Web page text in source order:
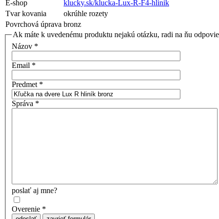
E-shop
klucky.sk/klucka-Lux-R-F4-hlinik
Tvar kovania
okrúhle rozety
Povrchová úprava bronz
Ak máte k uvedenému produktu nejakú otázku, radi na ňu
Názov *
Email *
Predmet *
Správa *
poslať aj mne?
Overenie *